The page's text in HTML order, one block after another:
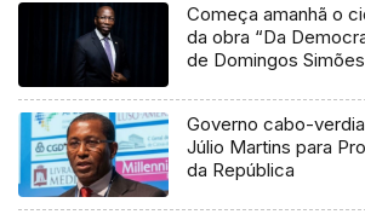
Começa amanhã o
da obra “Da
de Domingos
Governo cabo-
Júlio Martins para
da República